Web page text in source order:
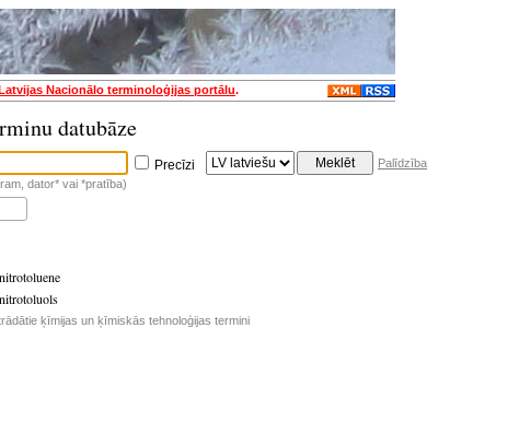
Nacionālo terminoloģijas portālu.
datubāze
Precīzi
Palīdzība
dator* vai *pratība)
ķīmijas un ķīmiskās tehnoloģijas termini